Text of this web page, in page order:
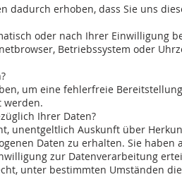
dadurch erhoben, dass Sie uns
oder nach Ihrer Einwilligung
Betriebssystem oder
um eine fehlerfreie
werden.
Ihrer Daten?
unentgeltlich Auskunft über
Daten zu erhalten. Sie
zur Datenverarbeitung
unter bestimmten Umständen